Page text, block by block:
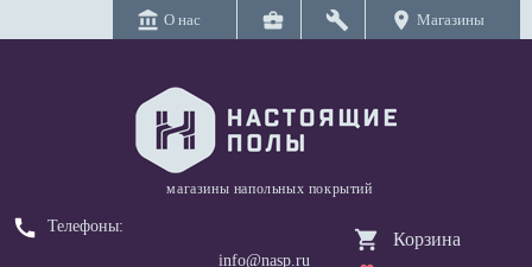
account_balance О нас business_center build location_on Магазины
магазины напольных покрытий
call
Телефоны:
info@nasp.ru
Корзина